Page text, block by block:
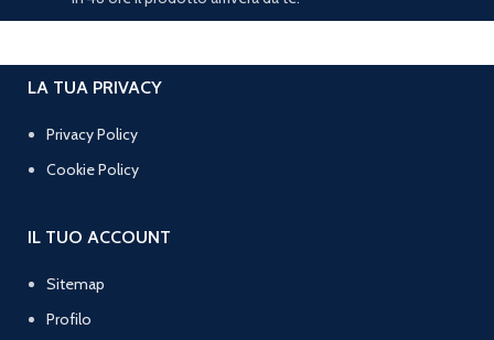
LA TUA PRIVACY
Privacy Policy
Cookie Policy
IL TUO ACCOUNT
Sitemap
Profilo